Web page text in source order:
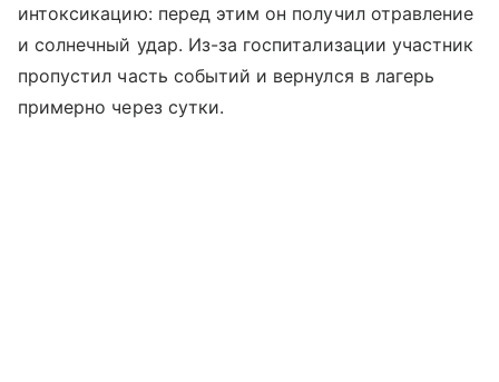
интоксикацию: перед этим он получил отравление
и солнечный удар. Из-за госпитализации участник
пропустил часть событий и вернулся в лагерь
примерно через сутки.